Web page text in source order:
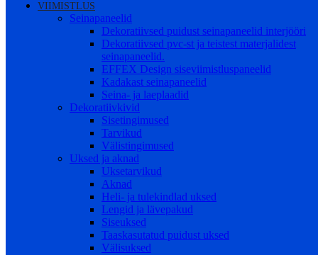
VIIMISTLUS
Seinapaneelid
Dekoratiivsed puidust seinapaneelid interjööri
Dekoratiivsed pvc-st ja teistest materjalidest
seinapaneelid.
EFFEX Design siseviimistluspaneelid
Kadakast seinapaneelid
Seina- ja laeplaadid
Dekoratiivkivid
Sisetingimused
Tarvikud
Välistingimused
Uksed ja aknad
Uksetarvikud
Aknad
Heli- ja tulekindlad uksed
Lengid ja lävepakud
Siseuksed
Taaskasutatud puidust uksed
Välisuksed